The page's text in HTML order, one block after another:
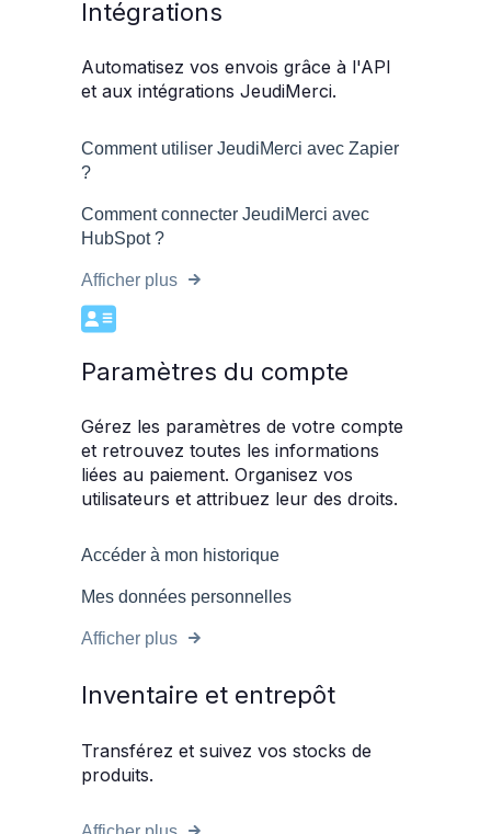
Intégrations
Automatisez vos envois grâce à l'API
et aux intégrations JeudiMerci.
Comment utiliser JeudiMerci avec Zapier
?
Comment connecter JeudiMerci avec
HubSpot ?
Afficher plus
Paramètres du compte
Gérez les paramètres de votre compte
et retrouvez toutes les informations
liées au paiement. Organisez vos
utilisateurs et attribuez leur des droits.
Accéder à mon historique
Mes données personnelles
Afficher plus
Inventaire et entrepôt
Transférez et suivez vos stocks de
produits.